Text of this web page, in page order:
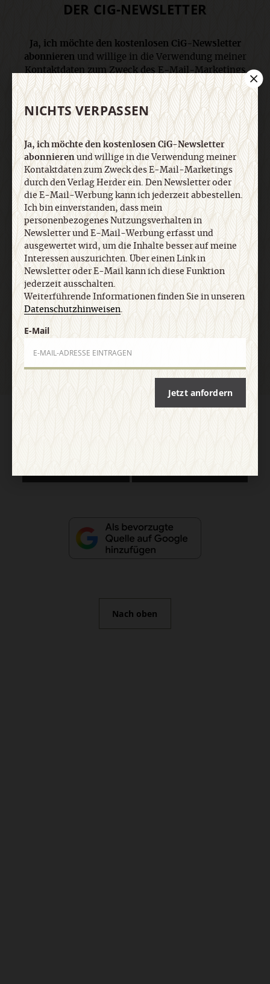
DER CIG-NEWSLETTER
Ja, ich möchte den kostenlosen CiG-Newsletter
abonnierenund willige in die Verwendung meiner
Kontaktdaten zum Zweck des E-Mail-Marketings
durch den Verlag Herder ein. Den Newsletter oder
die E-Mail-Werbung kann ich jederzeit abbestellen.
Ich bin einverstanden, dass mein
personenbezogenes Nutzungsverhalten in
Newsletter und E-Mail-Werbung erfasst und
ausgewertet wird, um die Inhalte besser auf meine
Interessen auszurichten. Über einen Link in
Newsletter oder E-Mail kann ich diese Funktion
jederzeit ausschalten. Weiterführende
Informationen finden Sie in unseren
Datenschutzhinweisen.
E-Mail
Nach oben
NICHTS VERPASSEN
Ja, ich möchte den kostenlosen CiG-Newsletter
abonnierenund willige in die Verwendung meiner
Kontaktdaten zum Zweck des E-Mail-Marketings
durch den Verlag Herder ein. Den Newsletter oder
die E-Mail-Werbung kann ich jederzeit abbestellen.
Ich bin einverstanden, dass mein
personenbezogenes Nutzungsverhalten in
Newsletter und E-Mail-Werbung erfasst und
ausgewertet wird, um die Inhalte besser auf meine
Interessen auszurichten. Über einen Link in
Newsletter oder E-Mail kann ich diese Funktion
jederzeit ausschalten.
Weiterführende Informationen finden Sie in unseren
Datenschutzhinweisen.
E-Mail
Jetzt anfordern